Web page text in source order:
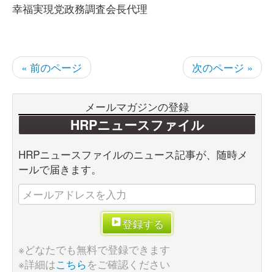
幸福実現党政務調査会長代理
« 前のページ 次のページ »
メールマガジンの登録
HRPニュースファイル
HRPニュースファイルのニュース記事が、随時メ
ールで届きます。
登録する
※どなたでも無料で登録できます
※詳細はこちらをご確認ください